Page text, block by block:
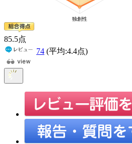
85.5点
74 (平均:4.4点)